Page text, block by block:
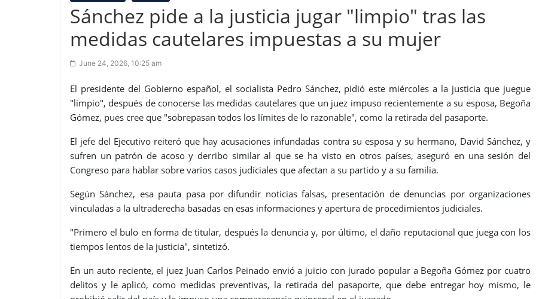
Sánchez pide a la justicia jugar "limpio" tras las
medidas cautelares impuestas a su mujer
June 24, 2026, 10:25 am
El presidente del Gobierno español, el socialista Pedro Sánchez, pidió este miércoles a la justicia que juegue
"limpio", después de conocerse las medidas cautelares que un juez impuso recientemente a su esposa, Begoña
Gómez, pues cree que "sobrepasan todos los límites de lo razonable", como la retirada del pasaporte.
El jefe del Ejecutivo reiteró que hay acusaciones infundadas contra su esposa y su hermano, David Sánchez, y
sufren un patrón de acoso y derribo similar al que se ha visto en otros países, aseguró en una sesión del
Congreso para hablar sobre varios casos judiciales que afectan a su partido y a su familia.
Según Sánchez, esa pauta pasa por difundir noticias falsas, presentación de denuncias por organizaciones
vinculadas a la ultraderecha basadas en esas informaciones y apertura de procedimientos judiciales.
"Primero el bulo en forma de titular, después la denuncia y, por último, el daño reputacional que juega con los
tiempos lentos de la justicia", sintetizó.
En un auto reciente, el juez Juan Carlos Peinado envió a juicio con jurado popular a Begoña Gómez por cuatro
delitos y le aplicó, como medidas preventivas, la retirada del pasaporte, que debe entregar hoy mismo, le